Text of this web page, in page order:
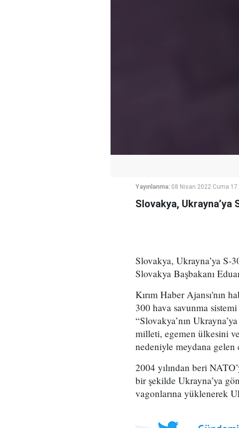
Yayınlanma: 08 Nisan 2022 Cuma
Slovakya,
Slovakya, Ukrayna’ya S-
Slovakya Başbakanı
Kırım Haber Ajansı'nın
300 hava savunma
“Slovakya’nın
milleti, egemen ülkesini ve
nedeniyle meydana gelen
2004 yılından beri
bir şekilde Ukrayna’ya
vagonlarına yüklenerek